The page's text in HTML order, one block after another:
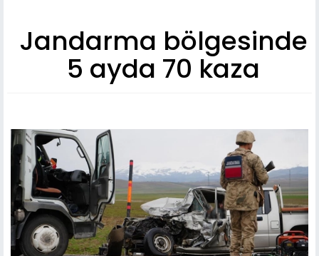
Jandarma bölgesinde
5 ayda 70 kaza